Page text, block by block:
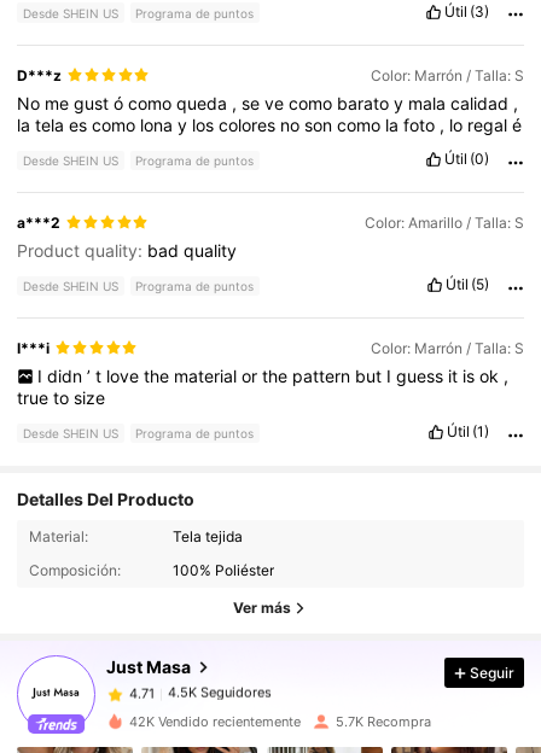
Desde SHEIN US Programa de puntos Útil (3)
D***z Color: Marrón / Talla: S
No megustócomoqueda ,sevecomo baratoy malacalidad ,
latelaescomo lonay loscolores nosoncomo lafoto , lo regalé
Desde SHEIN US Programa de puntos Útil (0)
a***2 Color: Amarillo / Talla: S
Product quality: badquality
Desde SHEIN US Programa de puntos Útil (5)
I***i Color: Marrón / Talla: S
I didn ’ t love the material or the pattern but I guess it is ok ,
truetosize
Desde SHEIN US Programa de puntos Útil (1)
Detalles Del Producto
Material:
Tela tejida
Composición:
100% Poliéster
Ver más
Just Masa
4.5K Seguidores
4.71
4.5K Seguidores
e***5 pagóHace 1 día
4.5K Seguidores
Seguir
42K Vendido recientemente 5.7K Recompra